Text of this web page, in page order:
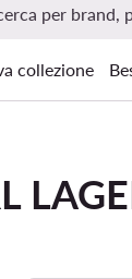
collezione